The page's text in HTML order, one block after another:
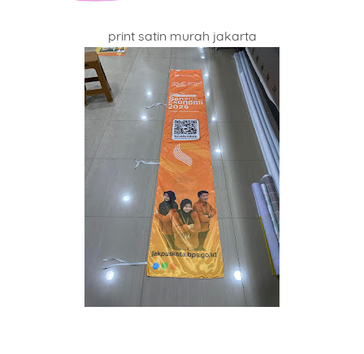
print satin murah jakarta